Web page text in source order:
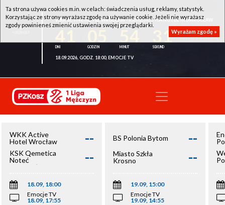
WKK ACTIVE HOTEL WROCŁAW - KSK QEMETICA NOTEĆ INOWROCŁAW
31
18.09.2026, GODZ. 18:00, EMOCJE TV
WKK Active
Hotel Wrocław
--
KSK Qemetica
Noteć
Inowrocław
--
18.09, 18:00
Emocje TV
18.09, 17:55
BS Polonia Bytom --
Miasto Szkła
Krosno
--
19.09, 15:00
Emocje TV
19.09, 14:55
Ta strona używa cookies m.in. w celach: świadczenia usług, reklamy, statystyk.
Korzystając ze strony wyrażasz zgodę na używanie cookie. Jeżeli nie wyrażasz
zgody powinieneś zmienić ustawienia swojej przeglądarki.
Wyrażam zgodę »